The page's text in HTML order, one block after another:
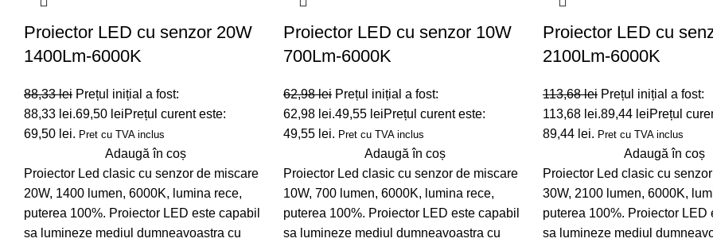
Proiector LED cu senzor 20W
1400Lm-6000K
88,33lei Prețul inițial a fost:
88,33 lei.69,50 leiPrețul curent este:
69,50 lei. Pret cu TVA inclus
Adaugă în coș
Proiector Led clasic cu senzor de miscare
20W, 1400 lumen, 6000K, lumina rece,
puterea 100%. Proiector LED este capabil
sa lumineze mediul dumneavoastra cu
Proiector LED cu senzor 10W
700Lm-6000K
62,98lei Prețul inițial a fost:
62,98 lei.49,55 leiPrețul curent este:
49,55 lei. Pret cu TVA inclus
Adaugă în coș
Proiector Led clasic cu senzor de miscare
10W, 700 lumen, 6000K, lumina rece,
puterea 100%. Proiector LED este capabil
sa lumineze mediul dumneavoastra cu
Proiector LED cu
2100Lm-6000K
113,68lei Prețul inițial a fost:
113,68 lei.89,44 leiPrețul
89,44 lei. Pret cu TVA inclus
Adaugă în coș
Proiector Led clasic cu
30W, 2100 lumen, 6000K,
puterea 100%. Proiector LED
sa lumineze mediul